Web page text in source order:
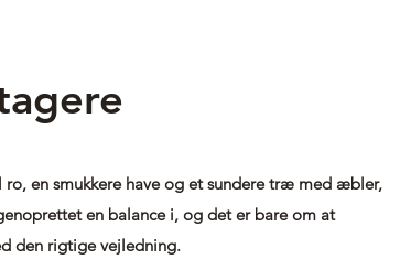
en smukkere have og et sundere træ med æbler,
en balance i, og det er bare om at
den rigtige vejledning.